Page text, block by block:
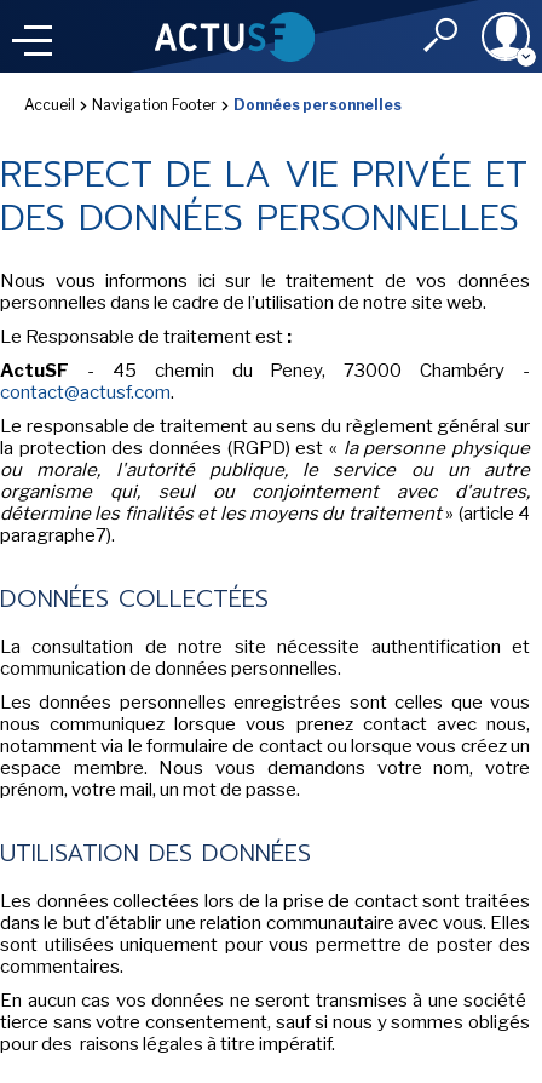
Identifiant
Rester
Toujours pas
NOSRUBRIQUES
LES UTOPIALES 2025
IMAGINALES 2026
SENSE OF WONDER
CINÉMA ET SÉRIES
LES ACTUALITÉS DE J.R.R. TOLKIEN
Accueil Navigation Footer Données personnelles
RESPECT DE LA VIE PRIVÉE ET
DES DONNÉES PERSONNELLES
Nous vous informons ici sur le traitement de vos données
personnelles dans le cadre de l’utilisation de notre site web.
Le Responsable de traitement est :
ActuSF - 45 chemin du Peney, 73000 Chambéry -
contact@actusf.com.
Le responsable de traitement au sens du règlement général sur
la protection des données (RGPD) est « la personne physique
ou morale, l'autorité publique, le service ou un autre
organisme qui, seul ou conjointement avec d'autres,
détermine les finalités et les moyens du traitement» (article 4
paragraphe7).
DONNÉES COLLECTÉES
La consultation de notre site nécessite authentification et
communication de données personnelles.
Les données personnelles enregistrées sont celles que vous
nous communiquez lorsque vous prenez contact avec nous,
notamment via le formulaire de contact ou lorsque vous créez un
espace membre. Nous vous demandons votre nom, votre
prénom, votre mail, un mot de passe.
UTILISATION DES DONNÉES
Les données collectées lors de la prise de contact sont traitées
dans le but d'établir une relation communautaire avec vous. Elles
sont utilisées uniquement pour vous permettre de poster des
commentaires.
En aucun cas vos données ne seront transmises à une société
tierce sans votre consentement, sauf si nous y sommes obligés
pour des raisons légales à titre impératif.